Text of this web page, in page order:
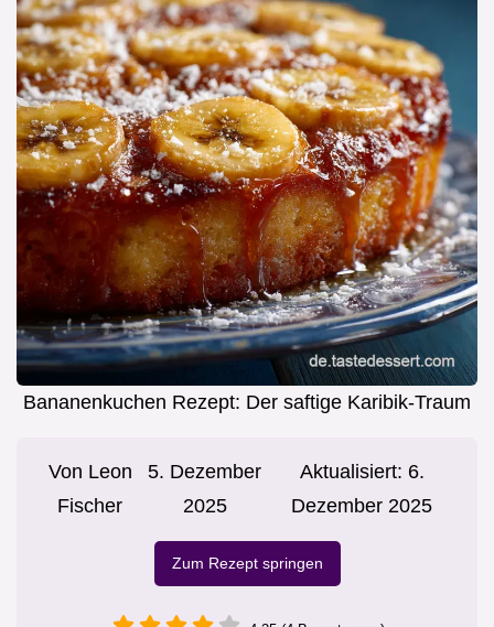
Bananenkuchen Rezept: Der saftige Karibik-Traum
Von Leon
Fischer
5. Dezember
2025
Aktualisiert: 6.
Dezember 2025
Zum Rezept springen